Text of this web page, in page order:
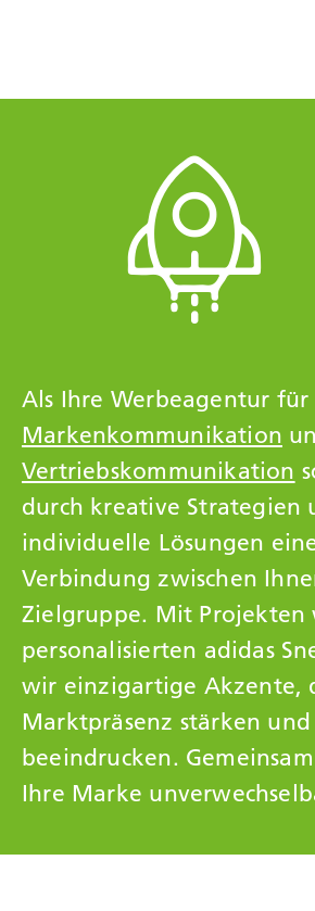
Als Ihre Werbeagentur für
Markenkommunikation
Vertriebskommunikation
durch kreative Strategien
individuelle Lösungen
Verbindung zwischen
Zielgruppe. Mit Projekten
personalisierten adidas
wir einzigartige Akzente,
Marktpräsenz stärken
beeindrucken.
Ihre Marke